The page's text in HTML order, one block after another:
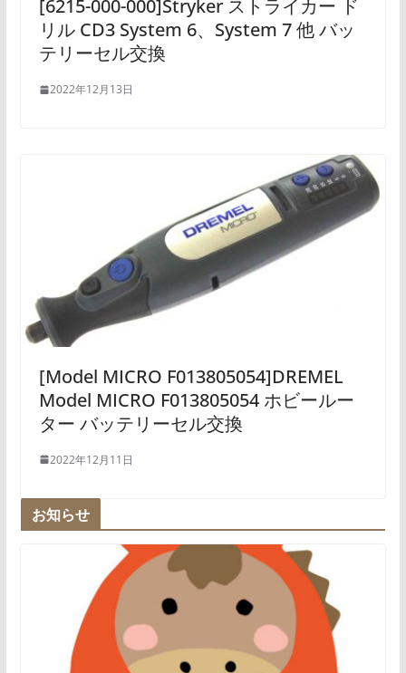
[6215-000-000]Stryker ストライカー ド
リル CD3 System 6、System 7 他 バッ
テリーセル交換
2022年12月13日
[Model MICRO F013805054]DREMEL
Model MICRO F013805054 ホビールー
ター バッテリーセル交換
2022年12月11日
お知らせ